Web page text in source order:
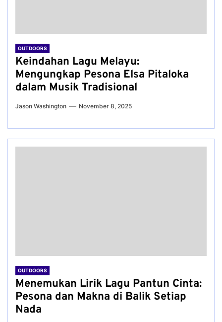
OUTDOORS
Keindahan Lagu Melayu:
Mengungkap Pesona Elsa Pitaloka
dalam Musik Tradisional
Jason Washington November 8, 2025
OUTDOORS
Menemukan Lirik Lagu Pantun Cinta:
Pesona dan Makna di Balik Setiap
Nada